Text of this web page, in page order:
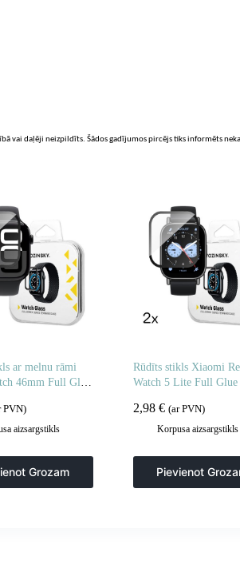
vai daļēji neizpildīts. Šādos gadījumos pircējs tiks informēts
ar melnu rāmi
46mm Full Glue
PVN)
aizsargstikls
Grozam
Rūdīts stikls Xiaomi
Watch 5 Lite Full Glue
2,98 € (ar PVN)
Korpusa aizsargstikls
Pievienot